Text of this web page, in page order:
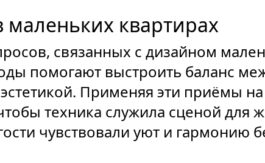
маленьких квартирах
связанных с дизайном
помогают выстроить баланс
Применяя эти приёмы на
техника служила сценой для
чувствовали уют и гармонию